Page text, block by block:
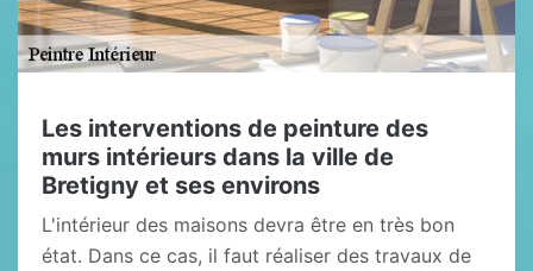
Les interventions de peinture des
murs intérieurs dans la ville de
Bretigny et ses environs
L'intérieur des maisons devra être en très bon
état. Dans ce cas, il faut réaliser des travaux de